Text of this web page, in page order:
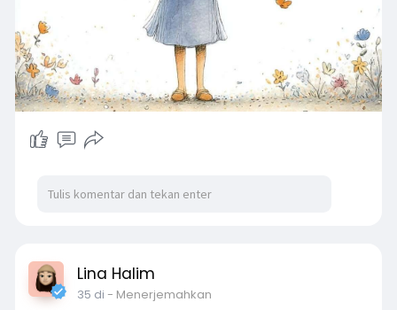
Lina Halim
35 di - Menerjemahkan